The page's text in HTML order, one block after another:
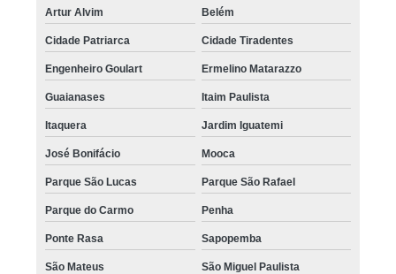
Artur Alvim Belém
Cidade Patriarca Cidade Tiradentes
Engenheiro Goulart Ermelino Matarazzo
Guaianases Itaim Paulista
Itaquera Jardim Iguatemi
José Bonifácio Mooca
Parque São Lucas Parque São Rafael
Parque do Carmo Penha
Ponte Rasa Sapopemba
São Mateus São Miguel Paulista